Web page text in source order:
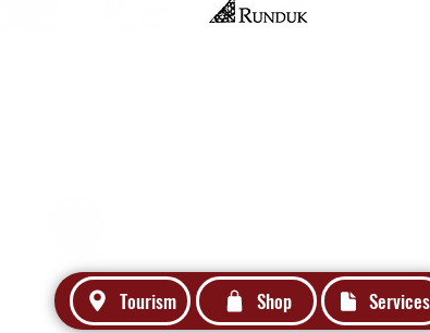
Services
Shop
Tourism